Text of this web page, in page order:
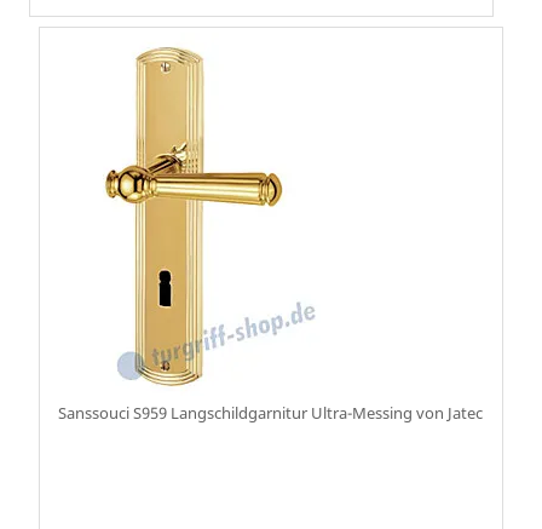
Sanssouci S959 Langschildgarnitur Ultra-Messing von Jatec